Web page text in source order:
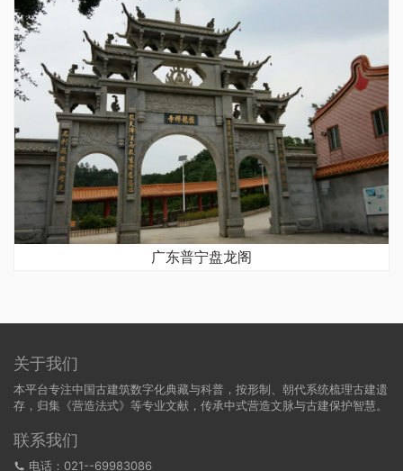
广东普宁盘龙阁
关于我们
本平台专注中国古建筑数字化典藏与科普，按形制、朝代系统梳理古建遗
存，归集《营造法式》等专业文献，传承中式营造文脉与古建保护智慧。
联系我们
电话：021--69983086